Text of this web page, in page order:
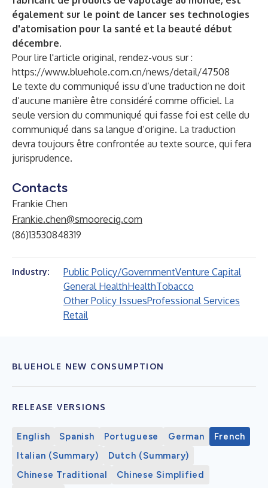
également sur le point de lancer ses technologies
d'atomisation pour la santé et la beauté début
décembre.
Pour lire l'article original, rendez-vous sur :
https://www.bluehole.com.cn/news/detail/47508
Le texte du communiqué issu d’une traduction ne doit
d’aucune manière être considéré comme officiel. La
seule version du communiqué qui fasse foi est celle du
communiqué dans sa langue d’origine. La traduction
devra toujours être confrontée au texte source, qui fera
jurisprudence.
Contacts
Frankie Chen
Frankie.chen@smoorecig.com
(86)13530848319
Industry: Public Policy/GovernmentVenture Capital
General HealthHealthTobacco
Other Policy IssuesProfessional Services
Retail
BLUEHOLE NEW CONSUMPTION
RELEASE VERSIONS
English Spanish Portuguese German
French
Italian (Summary)
Dutch (Summary)
Chinese Traditional
Chinese Simplified